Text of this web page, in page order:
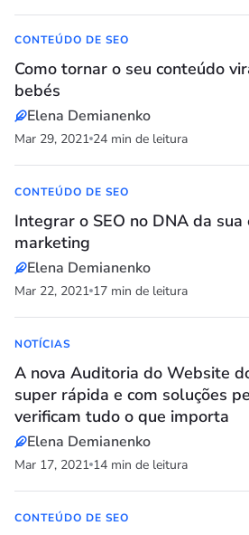
CONTEÚDO DE SEO
Como tornar o seu conteúdo
bebés
Elena Demianenko
Mar 29, 2021 24 min de leitura
CONTEÚDO DE SEO
Integrar o SEO no DNA da
marketing
Elena Demianenko
Mar 22, 2021 17 min de leitura
NOTÍCIAS
A nova Auditoria do Website
super rápida e com soluções
verificam tudo o que importa
Elena Demianenko
Mar 17, 2021 14 min de leitura
CONTEÚDO DE SEO